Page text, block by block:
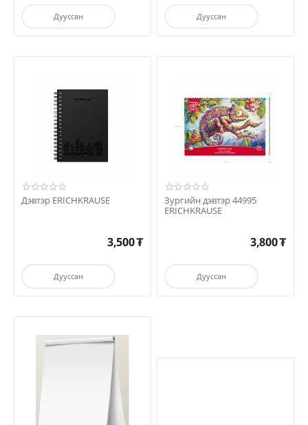
Дууссан Дууссан
Дэвтэр ERICHKRAUSE
3,500₮
Дууссан
Зургийн дэвтэр 44995
ERICHKRAUSE
3,800₮
Дууссан